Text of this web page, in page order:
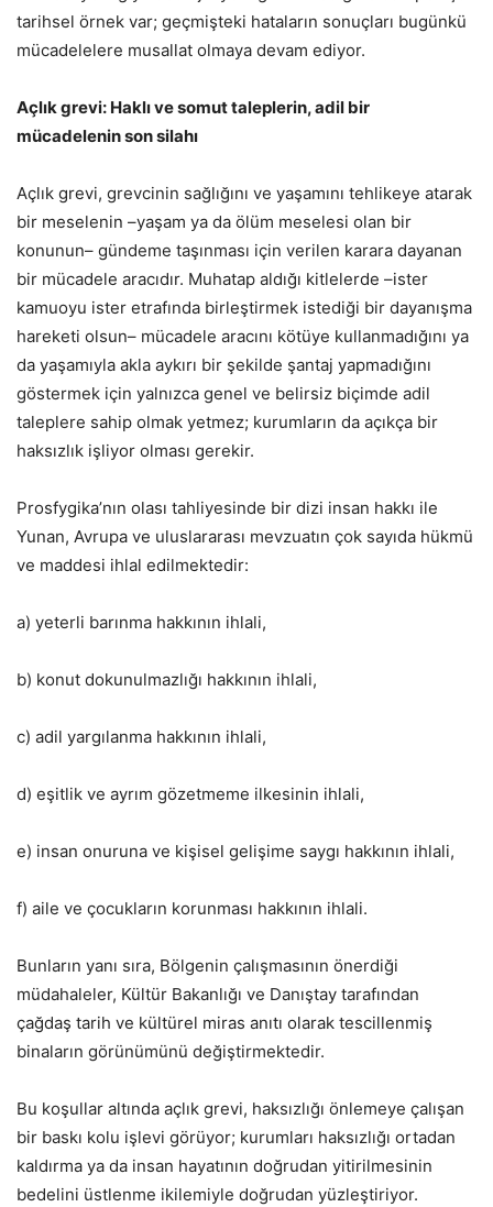
tarihsel örnek var; geçmişteki hataların sonuçları bugünkü
mücadelelere musallat olmaya devam ediyor.
Açlık grevi: Haklı ve somut taleplerin, adil bir
mücadelenin son silahı
Açlık grevi, grevcinin sağlığını ve yaşamını tehlikeye atarak
bir meselenin –yaşam ya da ölüm meselesi olan bir
konunun– gündeme taşınması için verilen karara dayanan
bir mücadele aracıdır. Muhatap aldığı kitlelerde –ister
kamuoyu ister etrafında birleştirmek istediği bir dayanışma
hareketi olsun– mücadele aracını kötüye kullanmadığını ya
da yaşamıyla akla aykırı bir şekilde şantaj yapmadığını
göstermek için yalnızca genel ve belirsiz biçimde adil
taleplere sahip olmak yetmez; kurumların da açıkça bir
haksızlık işliyor olması gerekir.
Prosfygika’nın olası tahliyesinde bir dizi insan hakkı ile
Yunan, Avrupa ve uluslararası mevzuatın çok sayıda hükmü
ve maddesi ihlal edilmektedir:
a) yeterli barınma hakkının ihlali,
b) konut dokunulmazlığı hakkının ihlali,
c) adil yargılanma hakkının ihlali,
d) eşitlik ve ayrım gözetmeme ilkesinin ihlali,
e) insan onuruna ve kişisel gelişime saygı hakkının ihlali,
f) aile ve çocukların korunması hakkının ihlali.
Bunların yanı sıra, Bölgenin çalışmasının önerdiği
müdahaleler, Kültür Bakanlığı ve Danıştay tarafından
çağdaş tarih ve kültürel miras anıtı olarak tescillenmiş
binaların görünümünü değiştirmektedir.
Bu koşullar altında açlık grevi, haksızlığı önlemeye çalışan
bir baskı kolu işlevi görüyor; kurumları haksızlığı ortadan
kaldırma ya da insan hayatının doğrudan yitirilmesinin
bedelini üstlenme ikilemiyle doğrudan yüzleştiriyor.